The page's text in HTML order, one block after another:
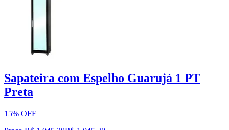
Sapateira com Espelho Guarujá 1 PT
Preta
15% OFF